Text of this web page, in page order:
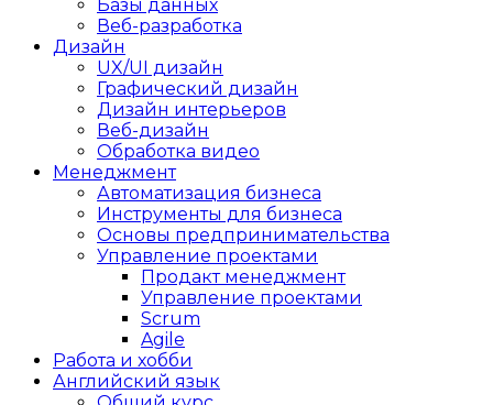
Базы данных
Веб-разработка
Дизайн
UX/UI дизайн
Графический дизайн
Дизайн интерьеров
Веб-дизайн
Обработка видео
Менеджмент
Автоматизация бизнеса
Инструменты для бизнеса
Основы предпринимательства
Управление проектами
Продакт менеджмент
Управление проектами
Scrum
Agile
Работа и хобби
Английский язык